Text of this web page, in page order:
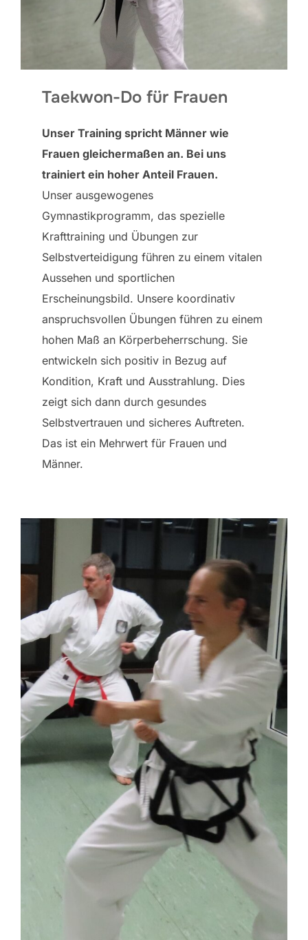
Taekwon-Do für Frauen
Unser Training spricht Männer wie
Frauen gleichermaßen an. Bei uns
trainiert ein hoher Anteil Frauen.
Unser ausgewogenes
Gymnastikprogramm, das spezielle
Krafttraining und Übungen zur
Selbstverteidigung führen zu einem vitalen
Aussehen und sportlichen
Erscheinungsbild. Unsere koordinativ
anspruchsvollen Übungen führen zu einem
hohen Maß an Körperbeherrschung. Sie
entwickeln sich positiv in Bezug auf
Kondition, Kraft und Ausstrahlung. Dies
zeigt sich dann durch gesundes
Selbstvertrauen und sicheres Auftreten.
Das ist ein Mehrwert für Frauen und
Männer.